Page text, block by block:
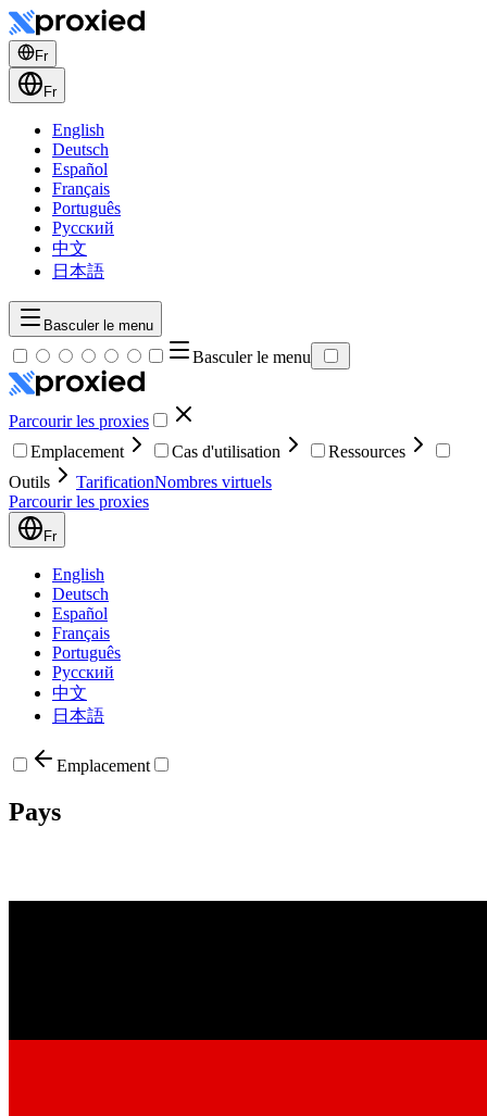
Fr
Fr
English
Deutsch
Español
Français
Português
Русский
中文
日本語
Basculer le menu
Basculer le menu
Parcourir les proxies
Emplacement
Cas d'utilisation
Ressources
Outils
TarificationNombres virtuels
Parcourir les proxies
Fr
English
Deutsch
Español
Français
Português
Русский
中文
日本語
Emplacement
Pays